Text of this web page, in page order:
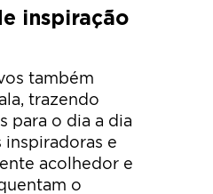
inspiração
também
trazendo
para o dia a dia
inspiradoras e
acolhedor e
o